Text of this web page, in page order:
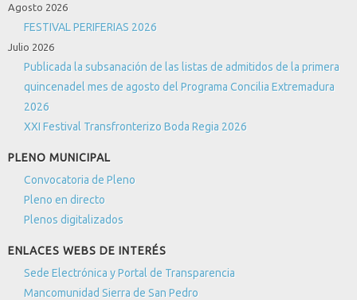
Agosto 2026
FESTIVAL PERIFERIAS 2026
Julio 2026
Publicada la subsanación de las listas de admitidos de la primera
quincenadel mes de agosto del Programa Concilia Extremadura
2026
XXI Festival Transfronterizo Boda Regia 2026
PLENO MUNICIPAL
Convocatoria de Pleno
Pleno en directo
Plenos digitalizados
ENLACES WEBS DE INTERÉS
Sede Electrónica y Portal de Transparencia
Mancomunidad Sierra de San Pedro